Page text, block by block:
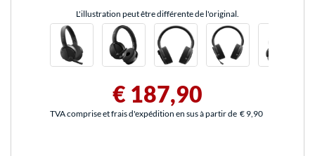
L'illustration peut être différente de l'original.
€ 187,90
TVA comprise et frais d'expédition en sus à partir de € 9,90